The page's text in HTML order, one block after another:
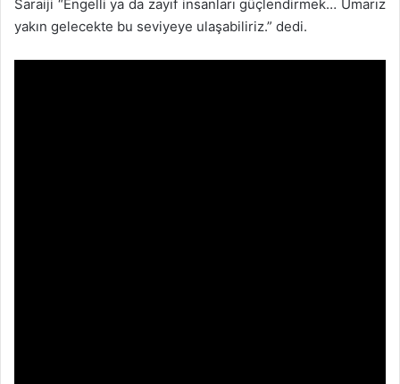
Saraiji “Engelli ya da zayıf insanları güçlendirmek… Umarız
yakın gelecekte bu seviyeye ulaşabiliriz.” dedi.